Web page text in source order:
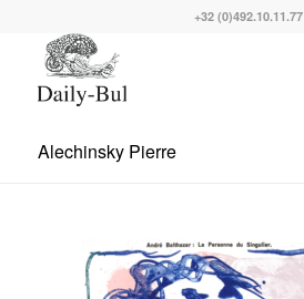
+32 (0)492.10.11.77
Alechinsky Pierre